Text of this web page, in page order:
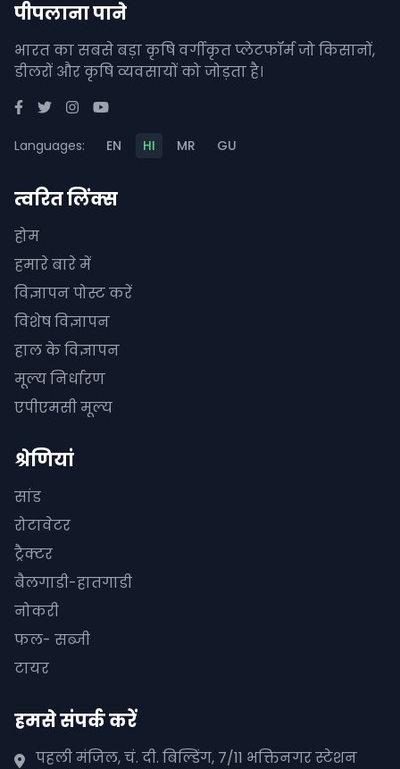
पीपलाना पाने
भारत का सबसे बड़ा कृषि वर्गीकृत प्लेटफॉर्म जो किसानों,
डीलरों और कृषि व्यवसायों को जोड़ता है।
Languages: EN HI MR GU
त्वरित लिंक्स
होम
हमारे बारे में
विज्ञापन पोस्ट करें
विशेष विज्ञापन
हाल के विज्ञापन
मूल्य निर्धारण
एपीएमसी मूल्य
श्रेणियां
सांड
रोटावेटर
ट्रैक्टर
बैलगाडी-हातगाडी
नोकरी
फल- सब्जी
टायर
हमसे संपर्क करें
पहली मंजिल, चं. दी. बिल्डिंग, 7/11 भक्तिनगर स्टेशन